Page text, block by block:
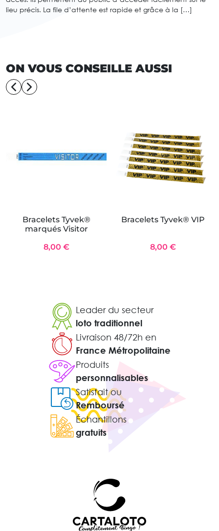
lieu précis. La file d’attente est rapide et grâce à la […]
ON VOUS CONSEILLE AUSSI
Bracelets Tyvek®
marqués Visitor
8,00 €
Bracelets Tyvek® VIP
8,00 €
Leader du secteur
loto traditionnel
Livraison 48/72h en
France Métropolitaine
Produits
personnalisables
Satisfait ou
Remboursé
Échantillons
gratuits